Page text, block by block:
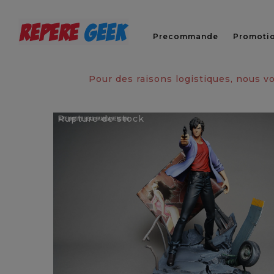
Precommande
Pour des raisons logistiques, nous
Rupture de stock